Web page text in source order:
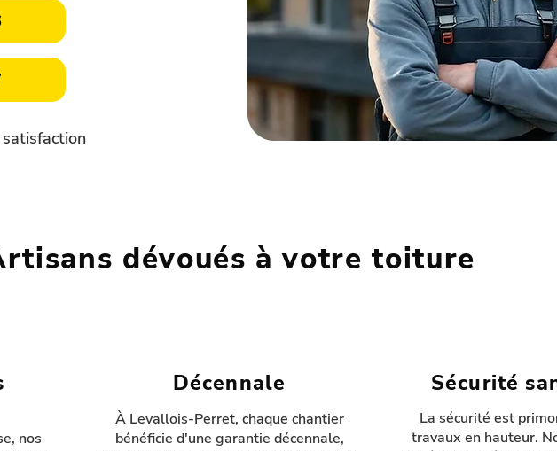
dévoués à votre toiture
nos
Décennale
À Levallois-Perret, chaque chantier
bénéficie d'une garantie décennale,
Sécurité
La sécurité est
travaux en hauteur.